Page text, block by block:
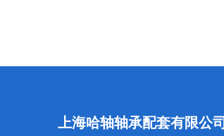
上海哈轴轴承配套有限公司